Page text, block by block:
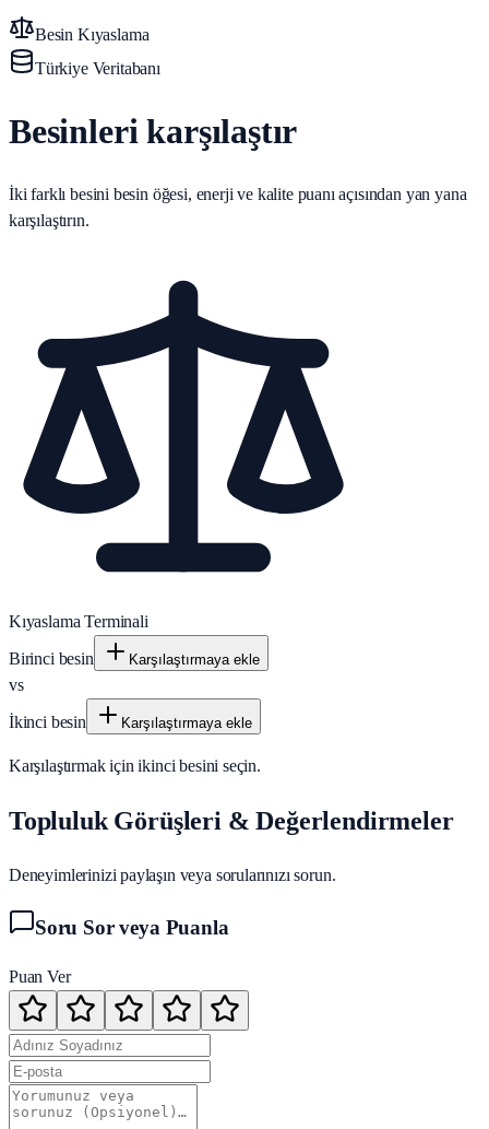
Besin Kıyaslama
Türkiye Veritabanı
Besinleri karşılaştır
İki farklı besini besin öğesi, enerji ve kalite puanı açısından yan yana
karşılaştırın.
Kıyaslama Terminali
Birinci besin
Karşılaştırmaya ekle
vs
İkinci besin
Karşılaştırmaya ekle
Karşılaştırmak için ikinci besini seçin.
Topluluk Görüşleri & Değerlendirmeler
Deneyimlerinizi paylaşın veya sorularınızı sorun.
Soru Sor veya Puanla
Puan Ver